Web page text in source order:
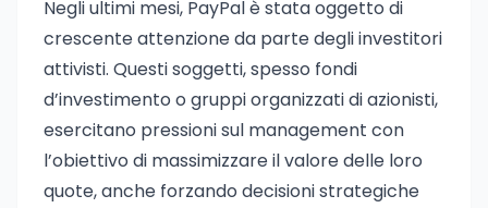
Negli ultimi mesi, PayPal è stata oggetto di
crescente attenzione da parte degli investitori
attivisti. Questi soggetti, spesso fondi
d’investimento o gruppi organizzati di azionisti,
esercitano pressioni sul management con
l’obiettivo di massimizzare il valore delle loro
quote, anche forzando decisioni strategiche